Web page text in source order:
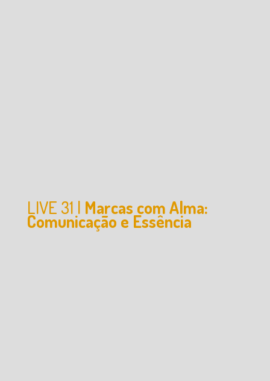
LIVE 31 | Marcas com Alma:
Comunicação e Essência